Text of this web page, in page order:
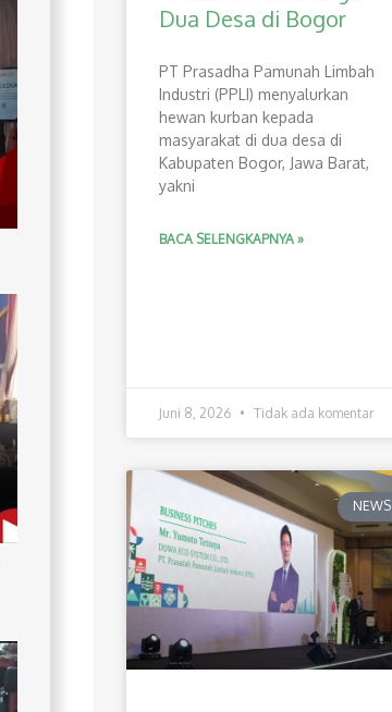
Dua Desa di Bogor
PT Prasadha Pamunah Limbah
Industri (PPLI) menyalurkan
hewan kurban kepada
masyarakat di dua desa di
Kabupaten Bogor, Jawa Barat,
yakni
BACA SELENGKAPNYA »
Juni 8, 2026 Tidak ada komentar
NEWS